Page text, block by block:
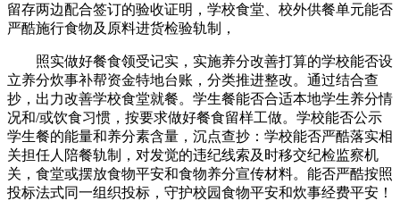
留存两边配合签订的验收证明，学校食堂、校外供餐单元能否
严酷施行食物及原料进货检验轨制，
照实做好餐食领受记实，实施养分改善打算的学校能否设
立养分炊事补帮资金特地台账，分类推进整改。通过结合查
抄，出力改善学校食堂就餐。学生餐能否合适本地学生养分情
况和/或饮食习惯，按要求做好餐食留样工做。学校能否公示
学生餐的能量和养分素含量，沉点查抄：学校能否严酷落实相
关担任人陪餐轨制，对发觉的违纪线索及时移交纪检监察机
关，食堂或摆放食物平安和食物养分宣传材料。能否严酷按照
投标法式同一组织投标，守护校园食物平安和炊事经费平安！